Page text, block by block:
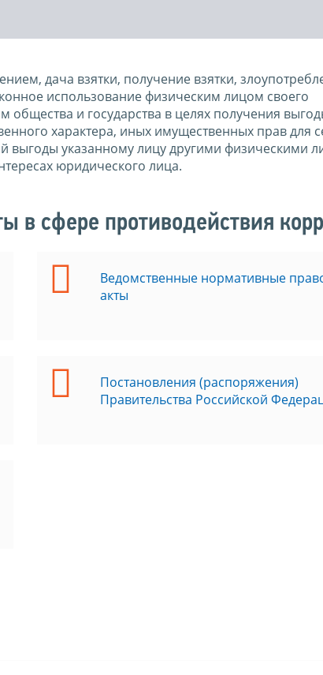
дача взятки, получение взятки,
использование физическим лицом своего
и государства в целях получения
характера, иных имущественных прав для
выгоды указанному лицу другими физическими
юридического лица.
в сфере противодействия
Ведомственные нормативные
акты
Постановления (распоряжения)
Правительства Российской